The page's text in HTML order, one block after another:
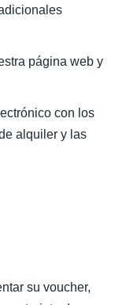
página web y
con los
alquiler y las
su voucher,